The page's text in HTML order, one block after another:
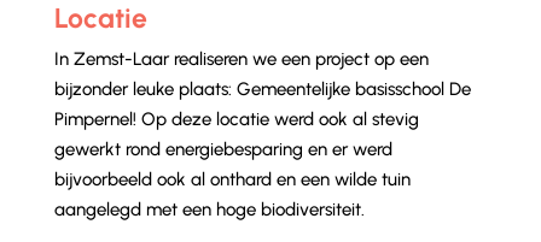
Locatie
In Zemst-Laar realiseren we een project op een
bijzonder leuke plaats: Gemeentelijke basisschool De
Pimpernel! Op deze locatie werd ook al stevig
gewerkt rond energiebesparing en er werd
bijvoorbeeld ook al onthard en een wilde tuin
aangelegd met een hoge biodiversiteit.